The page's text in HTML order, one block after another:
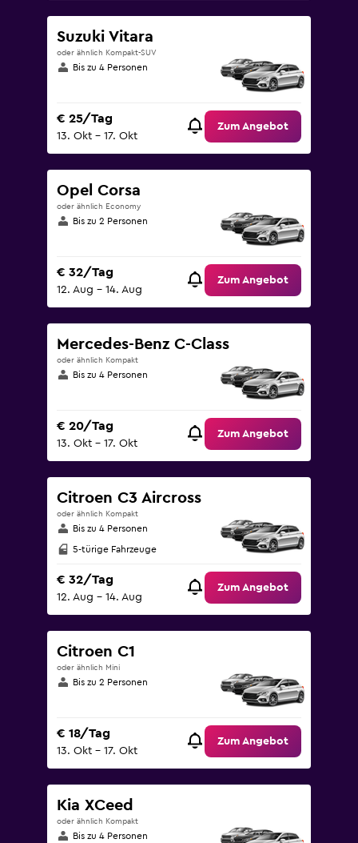
Suzuki Vitara
oder ähnlich Kompakt-SUV
Bis zu 4 Personen
€ 25/Tag
13. Okt – 17. Okt
Zum Angebot
Opel Corsa
oder ähnlich Economy
Bis zu 2 Personen
€ 32/Tag
12. Aug – 14. Aug
Zum Angebot
Mercedes-Benz C-Class
oder ähnlich Kompakt
Bis zu 4 Personen
€ 20/Tag
13. Okt – 17. Okt
Zum Angebot
Citroen C3 Aircross
oder ähnlich Kompakt
Bis zu 4 Personen
5-türige Fahrzeuge
€ 32/Tag
12. Aug – 14. Aug
Zum Angebot
Citroen C1
oder ähnlich Mini
Bis zu 2 Personen
€ 18/Tag
13. Okt – 17. Okt
Zum Angebot
Kia XCeed
oder ähnlich Kompakt
Bis zu 4 Personen